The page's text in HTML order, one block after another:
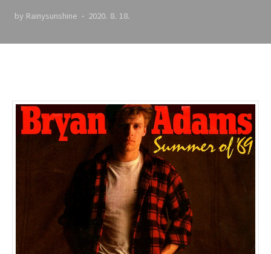
by Rainysunshine 2020. 8. 18.